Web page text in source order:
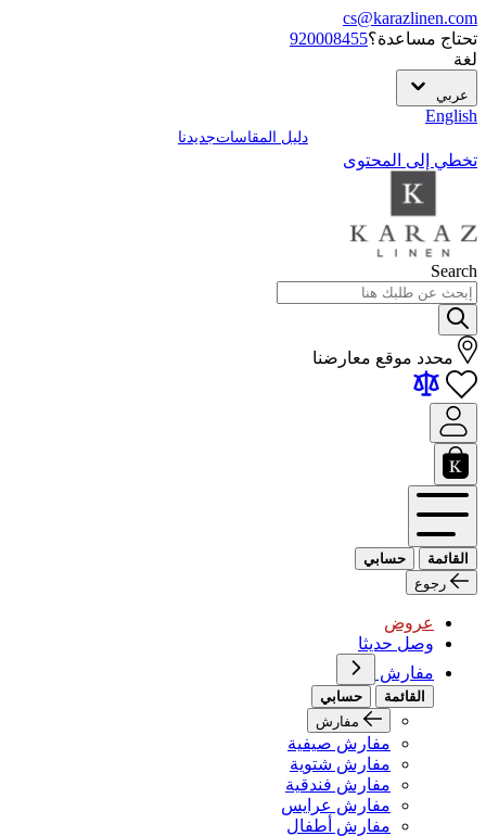
cs@karazlinen.com
تحتاج مساعدة؟920008455
لغة
عربي
English
دليل المقاساتجديدنا
تخطي إلى المحتوى
Search
محدد موقع معارضنا
القائمة
حسابي
رجوع
عروض
وصل حديثا
مفارش
القائمة
حسابي
مفارش
مفارش صيفية
مفارش شتوية
مفارش فندقية
مفارش عرايس
مفارش أطفال